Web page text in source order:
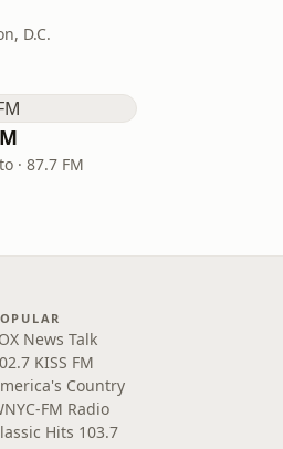
D.C.
· 87.7 FM
News Talk
KISS FM
Country
FM Radio
Hits 103.7